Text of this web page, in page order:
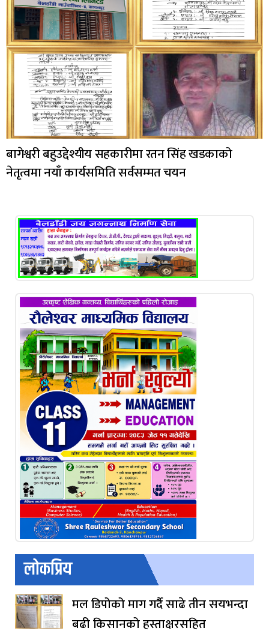
बागेश्वरी बहुउद्देश्यीय सहकारीमा रतन सिंह खडकाको
नेतृत्वमा नयाँ कार्यसमिति सर्वसम्मत चयन
लोकप्रिय
मल डिपोको माग गर्दै साढे तीन सयभन्दा
बढी किसानको हस्ताक्षरसहित